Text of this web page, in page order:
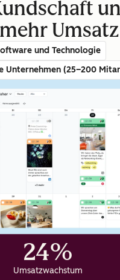
Umsatz
und Technologie
Unternehmen (25–200
24%
Umsatzwachstum